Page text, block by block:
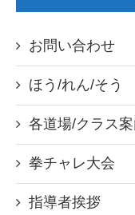
お問い合わせ
ほう/れん/そう
各道場/クラス
拳チャレ大会
指導者挨拶